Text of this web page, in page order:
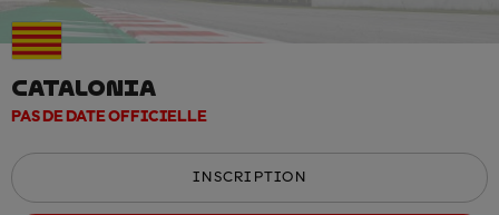
CATALONIA
PAS DE DATE OFFICIELLE
INSCRIPTION